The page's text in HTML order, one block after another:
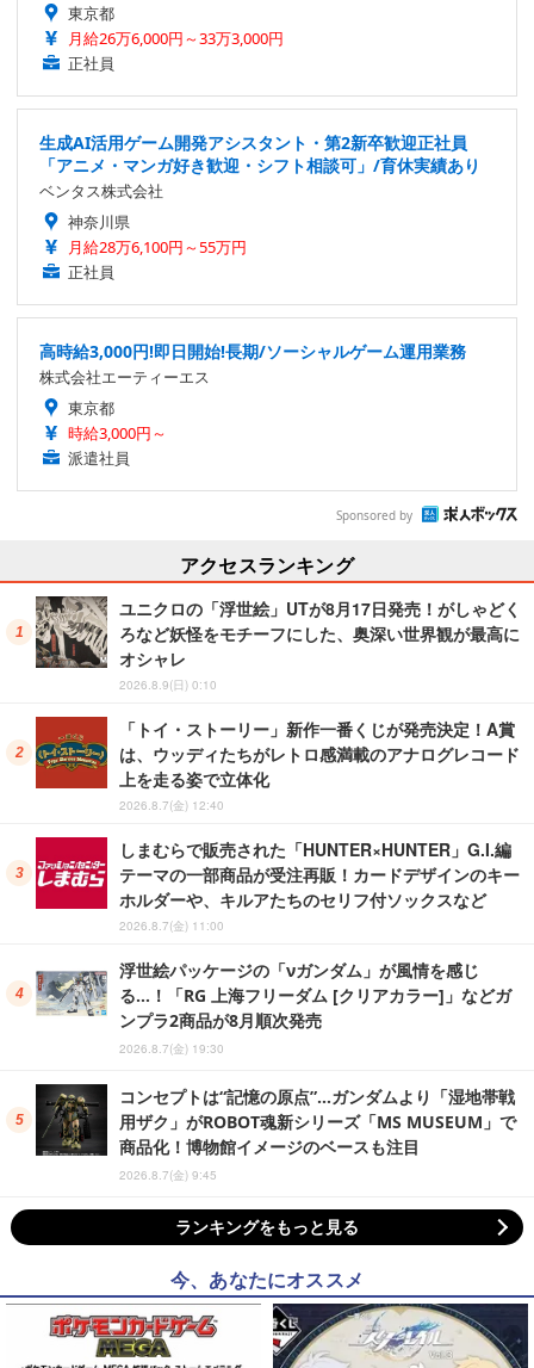
東京都
月給26万6,000円～33万3,000円
正社員
生成AI活用ゲーム開発アシスタント・第2新卒歓迎正社員
「アニメ・マンガ好き歓迎・シフト相談可」/育休実績あり
ベンタス株式会社
神奈川県
月給28万6,100円～55万円
正社員
高時給3,000円!即日開始!長期/ソーシャルゲーム運用業務
株式会社エーティーエス
東京都
時給3,000円～
派遣社員
Sponsored by
アクセスランキング
ユニクロの「浮世絵」UTが8月17日発売！がしゃどく
ろなど妖怪をモチーフにした、奥深い世界観が最高に
オシャレ
2026.8.9(日) 0:10
「トイ・ストーリー」新作一番くじが発売決定！A賞
は、ウッディたちがレトロ感満載のアナログレコード
上を走る姿で立体化
2026.8.7(金) 12:40
しまむらで販売された「HUNTER×HUNTER」G.I.編
テーマの一部商品が受注再販！カードデザインのキー
ホルダーや、キルアたちのセリフ付ソックスなど
2026.8.7(金) 11:00
浮世絵パッケージの「νガンダム」が風情を感じ
る…！「RG 上海フリーダム [クリアカラー]」などガ
ンプラ2商品が8月順次発売
2026.8.7(金) 19:30
コンセプトは“記憶の原点”…ガンダムより「湿地帯戦
用ザク」がROBOT魂新シリーズ「MS MUSEUM」で
商品化！博物館イメージのベースも注目
2026.8.7(金) 9:45
ランキングをもっと見る
今、あなたにオススメ